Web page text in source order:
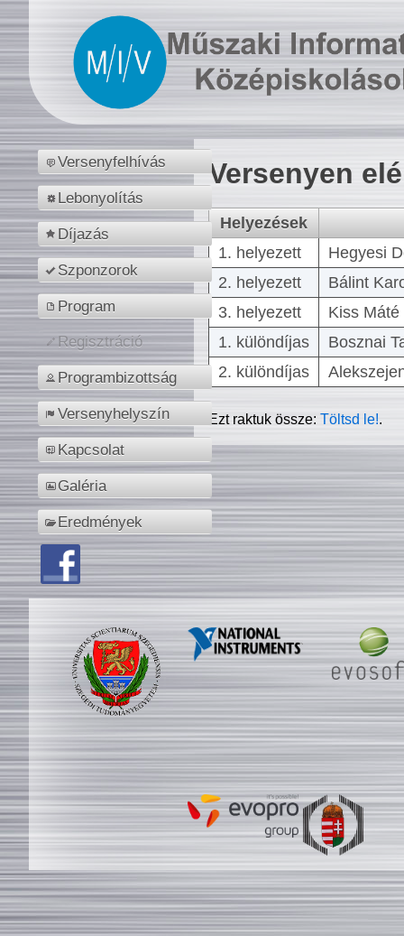
Versenyfelhívás
Lebonyolítás
Díjazás
Szponzorok
Program
Regisztráció
Programbizottság
Versenyhelyszín
Kapcsolat
Galéria
Eredmények
Versenyen
Helyezések
1. helyezett
Hegyesi
2. helyezett
Bálint
3. helyezett
Kiss
1. különdíjas
Bosznai
2. különdíjas
Ezt raktuk össze:Töltsd le!.